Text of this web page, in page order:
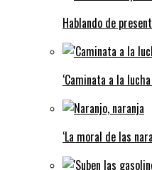
Hablando de
‘Caminata a la
‘La moral de las